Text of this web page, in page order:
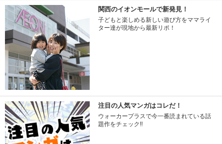
関西のイオンモールで新発見！
子どもと楽しめる新しい遊び方をママライ
ター達が現地から最新リポ！
注目の人気マンガはコレだ！
ウォーカープラスで今一番読まれている話
題作をチェック!!